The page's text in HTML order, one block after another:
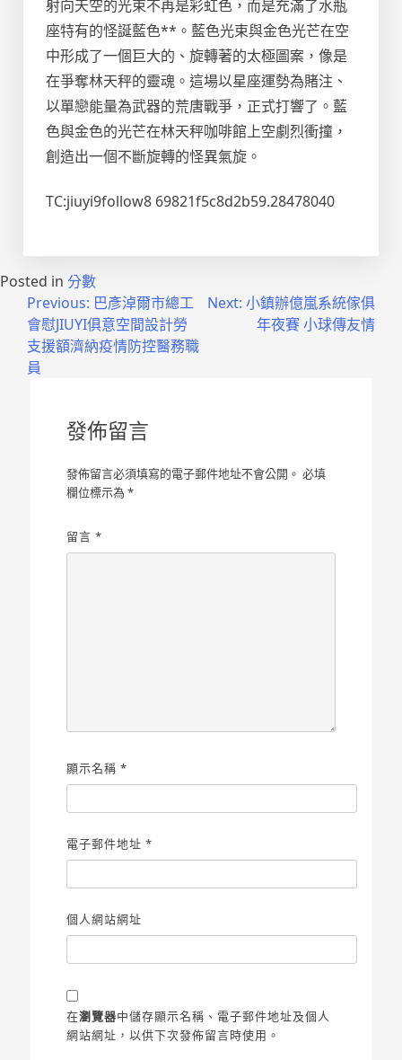
射向天空的光束不再是彩虹色，而是充滿了水瓶
座特有的怪誕藍色**。藍色光束與金色光芒在空
中形成了一個巨大的、旋轉著的太極圖案，像是
在爭奪林天秤的靈魂。這場以星座運勢為賭注、
以單戀能量為武器的荒唐戰爭，正式打響了。藍
色與金色的光芒在林天秤咖啡館上空劇烈衝撞，
創造出一個不斷旋轉的怪異氣旋。
TC:jiuyi9follow8 69821f5c8d2b59.28478040
Posted in 分數
Previous: 巴彥淖爾市總工
會慰JIUYI俱意空間設計勞
支援額濟納疫情防控醫務職
員
Next: 小鎮辦億嵐系統傢俱
年夜賽 小球傳友情
發佈留言
發佈留言必須填寫的電子郵件地址不會公開。 必填
欄位標示為*
留言*
顯示名稱*
電子郵件地址*
個人網站網址
在瀏覽器中儲存顯示名稱、電子郵件地址及個人
網站網址，以供下次發佈留言時使用。